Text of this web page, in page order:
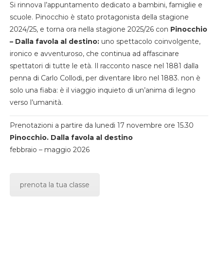
Si rinnova l’appuntamento dedicato a bambini, famiglie e
scuole. Pinocchio è stato protagonista della stagione
2024/25, e torna ora nella stagione 2025/26 con Pinocchio
– Dalla favola al destino: uno spettacolo coinvolgente,
ironico e avventuroso, che continua ad affascinare
spettatori di tutte le età. Il racconto nasce nel 1881 dalla
penna di Carlo Collodi, per diventare libro nel 1883. non è
solo una fiaba: è il viaggio inquieto di un’anima di legno
verso l’umanità.
Prenotazioni a partire da lunedi 17 novembre ore 15.30
Pinocchio. Dalla favola al destino
febbraio – maggio 2026
prenota la tua classe